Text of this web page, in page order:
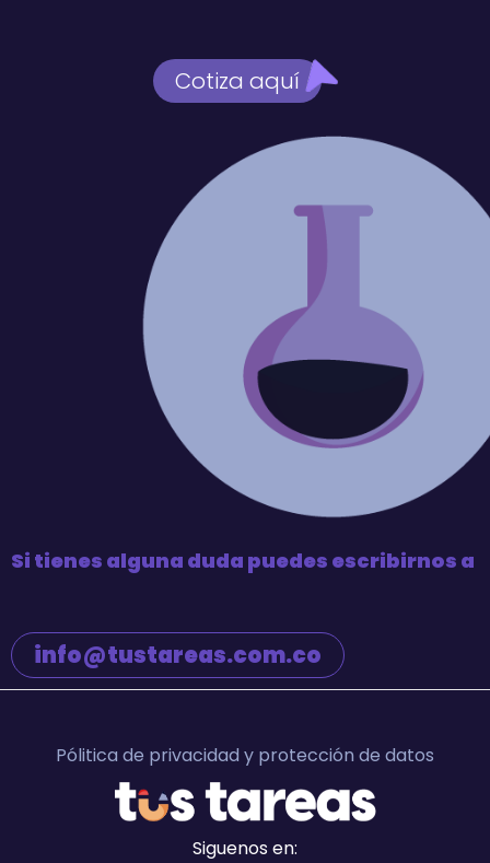
Cotiza aquí
Si tienes alguna duda puedes escribirnos a
info@tustareas.com.co
Pólitica de privacidad y protección de datos
Siguenos en: